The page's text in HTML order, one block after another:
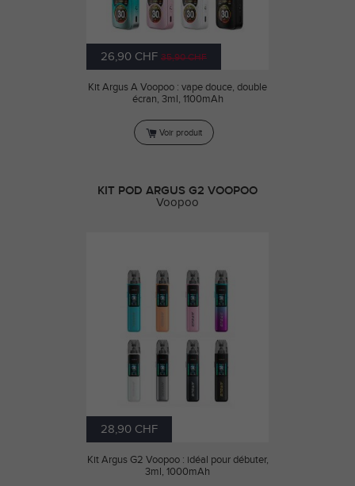
26,90 CHF 35,90 CHF
Kit Argus A Voopoo : vape douce, double
écran, 3ml, 1100mAh
Voir produit
KIT POD ARGUS G2 VOOPOO
Voopoo
28,90 CHF
Kit Argus G2 Voopoo : idéal pour débuter,
3ml, 1000mAh